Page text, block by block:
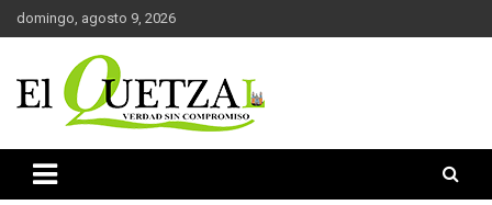
Saltar
al
domingo, agosto 9, 2026
El Quetzal de Cholula